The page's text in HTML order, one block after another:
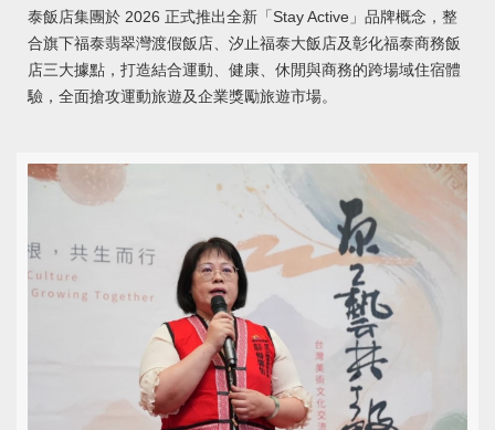
泰飯店集團於 2026 正式推出全新「Stay Active」品牌概念，整
合旗下福泰翡翠灣渡假飯店、汐止福泰大飯店及彰化福泰商務飯
店三大據點，打造結合運動、健康、休閒與商務的跨場域住宿體
驗，全面搶攻運動旅遊及企業獎勵旅遊市場。